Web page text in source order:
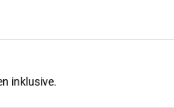
inklusive.